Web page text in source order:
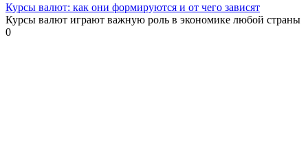
Курсы валют: как они формируются и от чего зависят
Курсы валют играют важную роль в экономике любой страны
0